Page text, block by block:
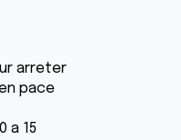
arreter
pace
a 15